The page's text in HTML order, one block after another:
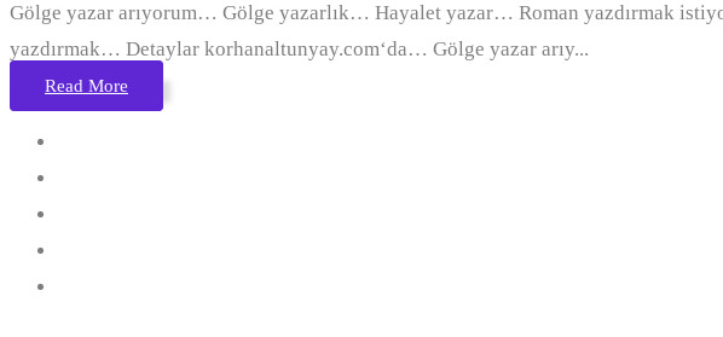
Gölge yazar arıyorum… Gölge yazarlık… Hayalet yazar… Roman yazdırmak
yazdırmak… Detaylar korhanaltunyay.com‘da… Gölge yazar arıy...
Read More